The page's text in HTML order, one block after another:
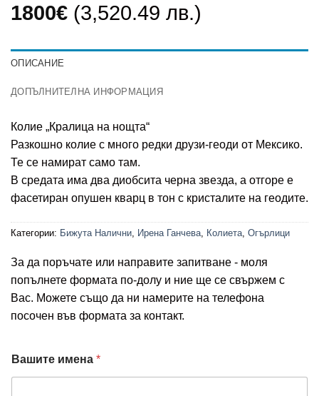
1800€ (3,520.49 лв.)
ОПИСАНИЕ
ДОПЪЛНИТЕЛНА ИНФОРМАЦИЯ
Колие „Кралица на нощта“
Разкошно колие с много редки друзи-геоди от Мексико.
Те се намират само там.
В средата има два диобсита черна звезда, а отгоре е
фасетиран опушен кварц в тон с кристалите на геодите.
Категории: Бижута Налични Ирена Ганчева Колиета Огърлици
За да поръчате или направите запитване - моля
попълнете формата по-долу и ние ще се свържем с
Вас. Можете също да ни намерите на телефона
посочен във формата за контакт.
Вашите имена *